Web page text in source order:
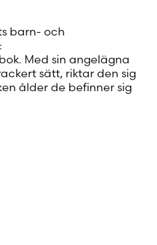
barn- och
Med sin angelägna
sätt, riktar den sig
ålder de befinner sig